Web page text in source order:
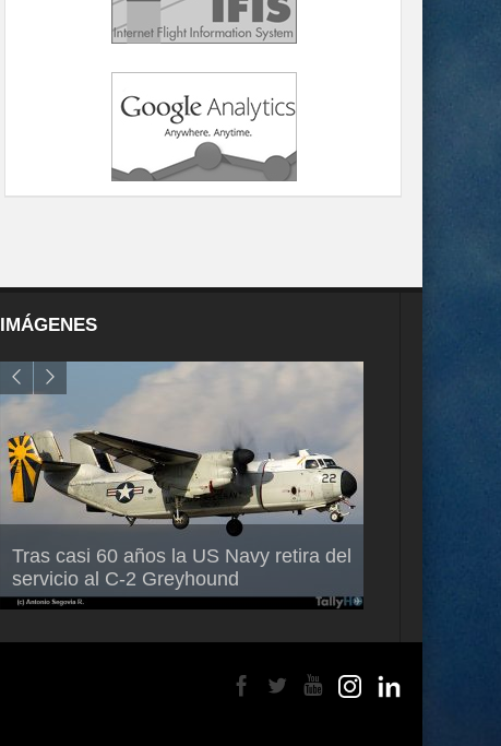
IMÁGENES
Tras casi 60 años la US Navy retira del
servicio al C-2 Greyhound
Air France-KLM anuncia a Guilhem
Mallet como nuevo Director General
para América Latina